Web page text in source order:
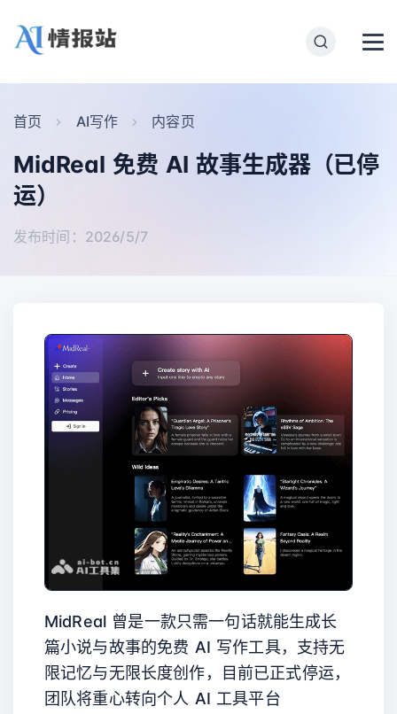
首页 AI写作 内容页
MidReal 免费 AI 故事生成器（已停
运）
发布时间：2026/5/7
MidReal 曾是一款只需一句话就能生成长
篇小说与故事的免费 AI 写作工具，支持无
限记忆与无限长度创作，目前已正式停运，
团队将重心转向个人 AI 工具平台